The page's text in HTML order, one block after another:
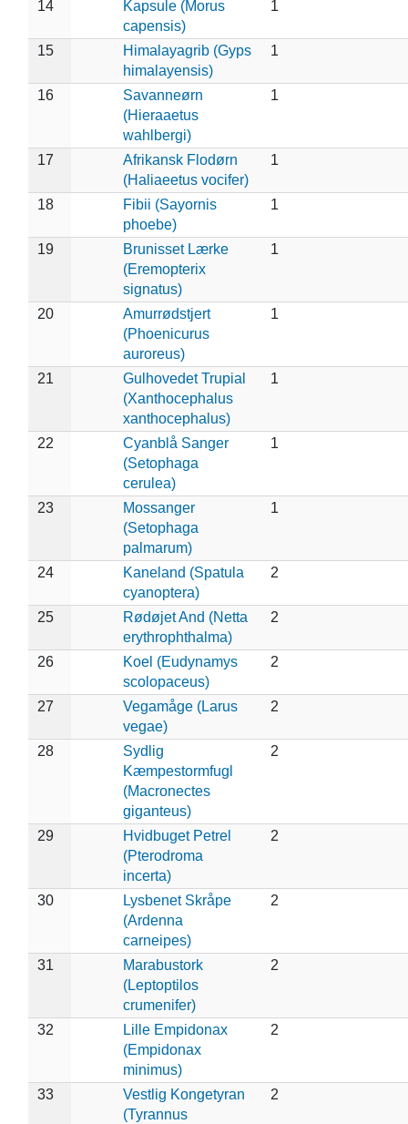
14
Kapsule (Morus
capensis)
1
15
Himalayagrib (Gyps
himalayensis)
1
16
Savanneørn
(Hieraaetus
wahlbergi)
1
17
Afrikansk Flodørn
(Haliaeetus vocifer)
1
18
Fibii (Sayornis
phoebe)
1
19
Brunisset Lærke
(Eremopterix
signatus)
1
20
Amurrødstjert
(Phoenicurus
auroreus)
1
21
Gulhovedet Trupial
(Xanthocephalus
xanthocephalus)
1
22
Cyanblå Sanger
(Setophaga
cerulea)
1
23
Mossanger
(Setophaga
palmarum)
1
24
Kaneland (Spatula
cyanoptera)
2
25
Rødøjet And (Netta
erythrophthalma)
2
26
Koel (Eudynamys
scolopaceus)
2
27
Vegamåge (Larus
vegae)
2
28
Sydlig
Kæmpestormfugl
(Macronectes
giganteus)
2
29
Hvidbuget Petrel
(Pterodroma
incerta)
2
30
Lysbenet Skråpe
(Ardenna
carneipes)
2
31
Marabustork
(Leptoptilos
crumenifer)
2
32
Lille Empidonax
(Empidonax
minimus)
2
33
Vestlig Kongetyran
(Tyrannus
2